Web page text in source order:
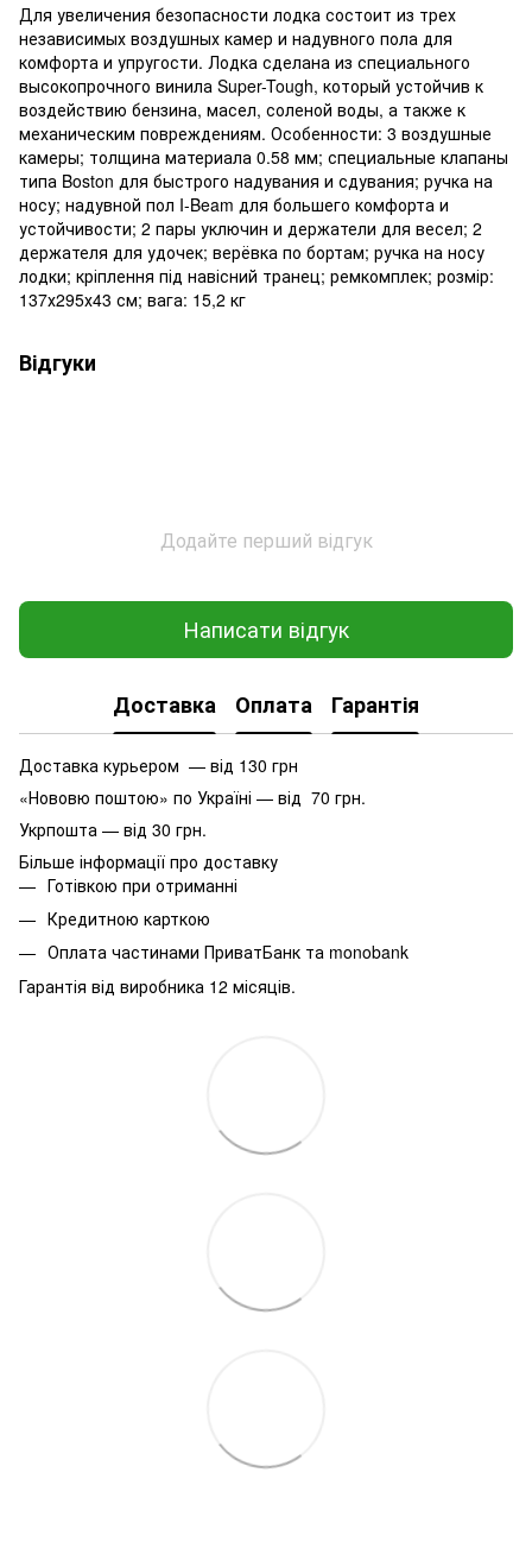
Для увеличения безопасности лодка состоит из трех
независимых воздушных камер и надувного пола для
комфорта и упругости. Лодка сделана из специального
высокопрочного винила Super-Tough, который устойчив к
воздействию бензина, масел, соленой воды, а также к
механическим повреждениям. Особенности: 3 воздушные
камеры; толщина материала 0.58 мм; специальные клапаны
типа Boston для быстрого надувания и сдувания; ручка на
носу; надувной пол I-Beam для большего комфорта и
устойчивости; 2 пары уключин и держатели для весел; 2
держателя для удочек; верёвка по бортам; ручка на носу
лодки; кріплення під навісний транец; ремкомплек; розмір:
137х295х43 см; вага: 15,2 кг
Відгуки
Додайте перший відгук
Написати відгук
Доставка Оплата Гарантія
Доставка курьером — від 130 грн
«Нововю поштою» по Україні — від 70 грн.
Укрпошта — від 30 грн.
Більше інформації про доставку
Готівкою при отриманні
Кредитною карткою
Оплата частинами ПриватБанк та monobank
Гарантія від виробника 12 місяців.